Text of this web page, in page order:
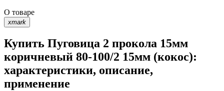
О товаре
xmark
Купить Пуговица 2 прокола 15мм
коричневый 80-100/2 15мм (кокос):
характеристики, описание,
применение